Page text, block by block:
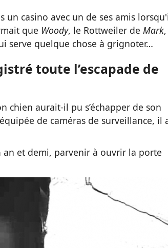
casino avec un de ses amis
que Woody, le Rottweiler de Mark,
serve quelque chose à grignoter…
toute l’escapade de
chien aurait-il pu s’échapper de son
de caméras de surveillance, il
an et demi, parvenir à ouvrir la porte